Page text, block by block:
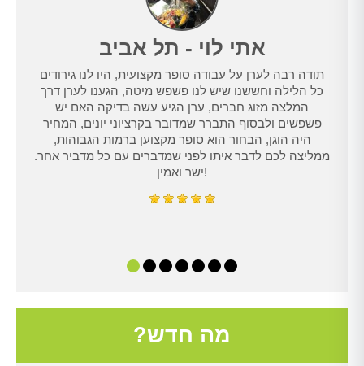
אתי לוי - תל אביב
תודה רבה לערן על עבודה סופר מקצועית, היו לנו גירודים
כל הלילה וחששנו שיש לנו פשפש מיטה, הגענו לערן דרך
המלצה מזוג חברים, ערן הגיע עשה בדיקה האם יש
פשפשים ולבסוף התברר שמדובר בקרציוני יונים, המחיר
היה הוגן, הבחור הוא סופר מקצוען ברמות הגבוהות,
ממליצה לכם לדבר איתו לפני שמדברים עם כל מדביר אחר.
ישר ואמין!
מה חדש?